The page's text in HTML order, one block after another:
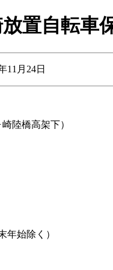
置自転車
11月24日
陸橋高架下）
始除く）